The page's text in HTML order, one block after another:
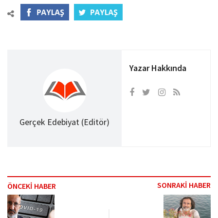
Gerçek Edebiyat (Editör)
Yazar Hakkında
ÖNCEKİ HABER SONRAKİ HABER